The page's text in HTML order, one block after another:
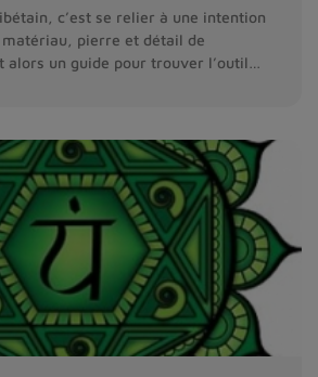
c’est se relier à une intention
matériau, pierre et détail de
alors un guide pour trouver l’outil